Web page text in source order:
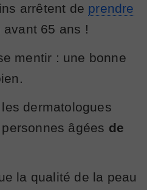
arrêtent de prendre
avant 65 ans !
mentir : une bonne
dermatologues
âgées de
la qualité de la peau